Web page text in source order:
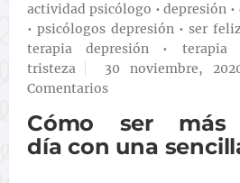
actividad psicólogo •depresión •
•psicólogos depresión•ser feliz
terapia depresión • terapia
tristeza
30 noviembre,
Comentarios
Cómo ser
día con una